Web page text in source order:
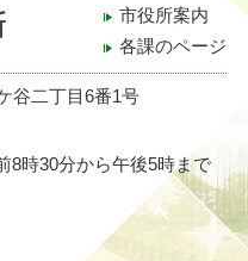
市役所案内
各課のページ
谷二丁目6番1号
8時30分から午後5時まで